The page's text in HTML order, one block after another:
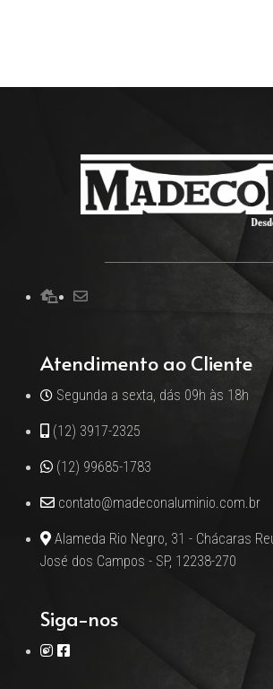
Atendimento ao Cliente
Segunda a sexta, dás 09h às 18h
(12) 3917-2325
(12) 99685-1783
contato@madeconaluminio.com.br
Alameda Rio Negro, 31 - Chácaras
José dos Campos - SP, 12238-270
Siga-nos